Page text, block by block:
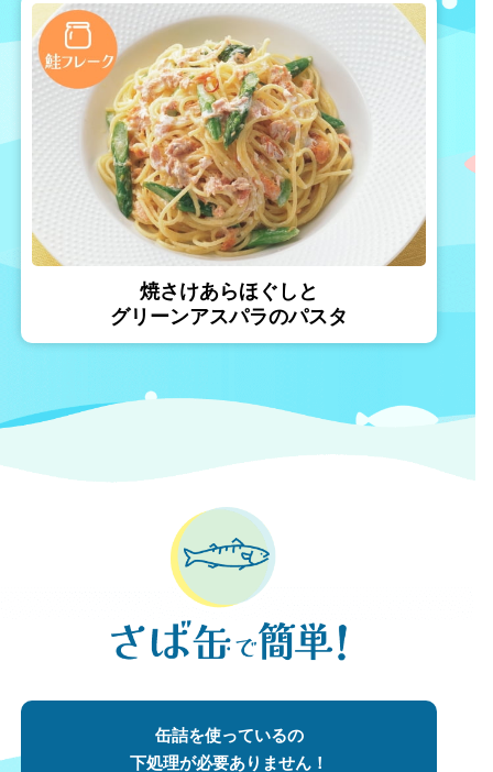
焼さけあらほぐしと
グリーンアスパラのパスタ
缶詰を使っているの
下処理が必要ありません！